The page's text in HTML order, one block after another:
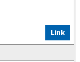
Link